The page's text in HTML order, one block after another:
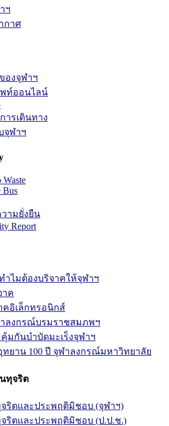
ฯ
กาศ
องจุฬาฯ
ท์ออนไลน์
ารเดินทาง
จุฬาฯ
Waste
Bus
ามยั่งยืน
Report
ำไมต้องบริจาคให้จุฬาฯ
าค
คอิเล็กทรอนิกส์
ลงกรณ์บรมราชสมภพฯ
มกันบำบัดมะเร็งจุฬาฯ
ทยาน 100 ปี จุฬาลงกรณ์มหาวิทยาลัย
นทุจริต
จริตและประพฤติมิชอบ (จุฬาฯ)
จริตและประพฤติมิชอบ (ป.ป.ช.)